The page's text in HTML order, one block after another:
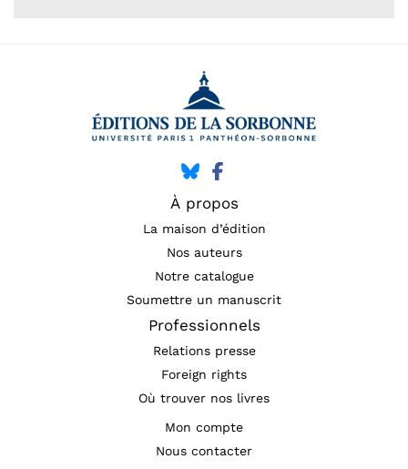
À propos
La maison d’édition
Nos auteurs
Notre catalogue
Soumettre un manuscrit
Professionnels
Relations presse
Foreign rights
Où trouver nos livres
Mon compte
Nous contacter